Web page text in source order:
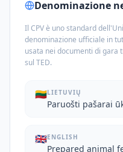
Denominazione
Il CPV è uno standard
denominazione ufficiale in
usata nei documenti di gara
sul TED.
🇱🇹LIETUVIŲ
Paruošti pašarai
🇬🇧ENGLISH
Prepared animal